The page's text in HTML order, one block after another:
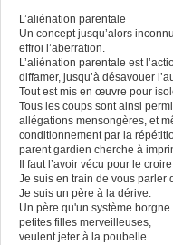
L’aliénation parentale
Un concept jusqu’alors
effroi l’aberration.
L’aliénation parentale est
diffamer, jusqu’à désavouer
Tout est mis en œuvre pour
Tous les coups sont ainsi
allégations mensongères, et
conditionnement par la
parent gardien cherche à
Il faut l’avoir vécu pour le croire.
Je suis en train de vous parler
Je suis un père à la dérive.
Un père qu'un système
petites filles merveilleuses,
veulent jeter à la poubelle.